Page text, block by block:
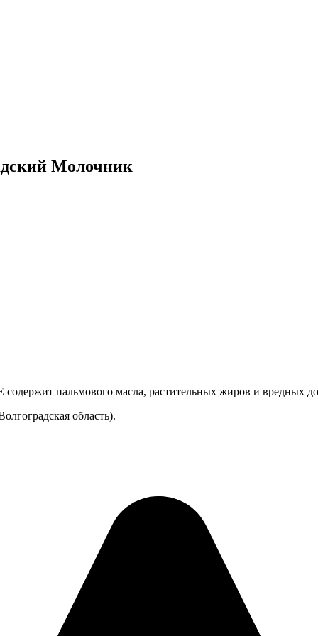
Молочник
пальмового масла, растительных жиров и вредных
область).